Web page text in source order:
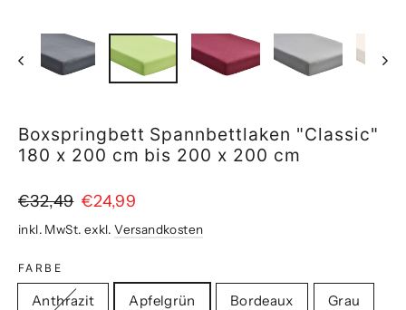
Boxspringbett Spannbettlaken "Classic"
180 x 200 cm bis 200 x 200 cm
Normaler
Preis
€32,49 Sonderpreis
€24,99
inkl. MwSt. exkl.Versandkosten
FARBE
Anthrazit Apfelgrün Bordeaux Grau